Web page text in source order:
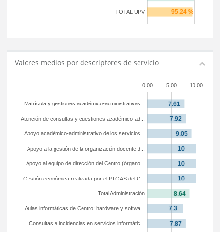
TOTAL UPV
Valores medios por descriptores de servicio
0.00 5.00 10.00
Consultas e incidencias en servicios informátic...
Aulas informáticas de Centro: hardware y softwa...
Total Administración
Gestión económica realizada por el PTGAS del C...
Apoyo al equipo de dirección del Centro (órgano...
Apoyo a la gestión de la organización docente d...
Apoyo académico-administrativo de los servicios...
Atención de consultas y cuestiones académico-ad...
Matrícula y gestiones académico-administrativas...